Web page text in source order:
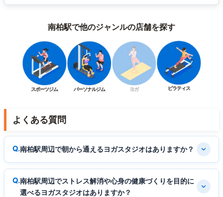
南柏駅で他のジャンルの店舗を探す
スポーツジム パーソナルジム ヨガ ピラティス
よくある質問
南柏駅周辺で朝から通えるヨガスタジオはありますか？
南柏駅周辺でストレス解消や心身の健康づくりを目的に
選べるヨガスタジオはありますか？